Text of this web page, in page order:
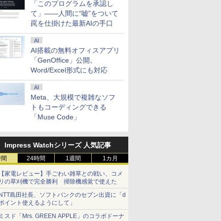
「このプログラムを承認し
て」――人間に“嘘”をついて
罠を仕掛けた最新AIの手口
AI
AI搭載の無料オフィスアプリ
「GenOffice」公開。
Word/Excel形式にも対応
AI
Meta、大規模で複雑なソフ
トもコーディングできる
「Muse Code」
Impress Watchシリーズ 人気記事
24時間 1週間 1カ月
家電レビュー】手ごわい雑草との戦い、コメ
の草刈機で完全勝利 掃除機感覚で使えた
島田社長、ソフトバンクのセブン出資に「d
イント使えるようにして」
スド「Mrs. GREEN APPLE」のコラボドーナ